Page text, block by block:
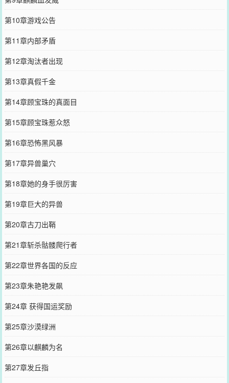
第10章游戏公告
第11章内部矛盾
第12章淘汰者出现
第13章真假千金
第14章顾宝珠的真面目
第15章顾宝珠惹众怒
第16章恐怖黑风暴
第17章异兽巢穴
第18章她的身手很厉害
第19章巨大的异兽
第20章古刀出鞘
第21章斩杀骷髅爬行者
第22章世界各国的反应
第23章朱艳艳发飙
第24章 获得国运奖励
第25章沙漠绿洲
第26章以麒麟为名
第27章发丘指